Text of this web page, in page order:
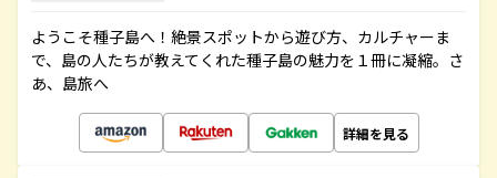
ようこそ種子島へ！絶景スポットから遊び方、カルチャーま
で、島の人たちが教えてくれた種子島の魅力を１冊に凝縮。さ
あ、島旅へ
詳細を見る